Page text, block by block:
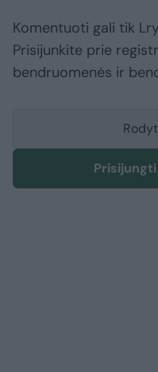
Komentuoti gali tik
Prisijunkite prie
bendruomenės ir